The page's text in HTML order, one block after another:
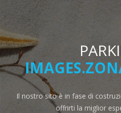
Il nostro sito è in fase di
offrirti la miglior